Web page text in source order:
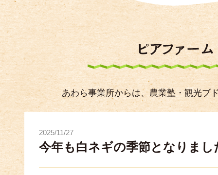
あわら事業所からは、農業塾・観光ブ
2025/11/27
今年も白ネギの季節となりまし